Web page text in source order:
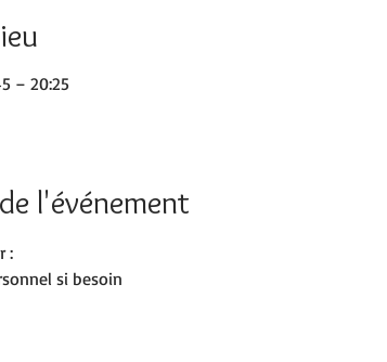
– 20:25
l'événement
:
si besoin